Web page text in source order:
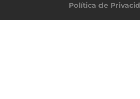
Política de